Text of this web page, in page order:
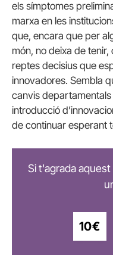
els símptomes
marxa en les
que, encara que per
món, no deixa de tenir,
reptes decisius que
innovadores. Sembla
canvis
introducció
de continuar esperant
Si t'agrada
10€